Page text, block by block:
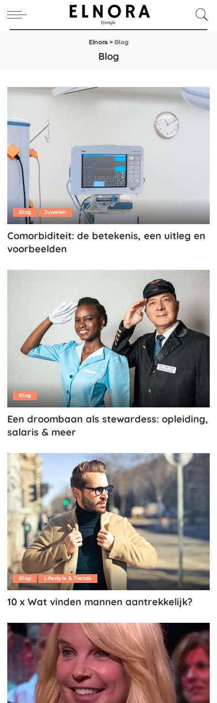
Elnora > Blog
Blog
Blog Juwelen
Comorbiditeit: de betekenis, een uitleg en
voorbeelden
Blog
Een droombaan als stewardess: opleiding,
salaris & meer
Blog Lifestyle & Trends
10 x Wat vinden mannen aantrekkelijk?